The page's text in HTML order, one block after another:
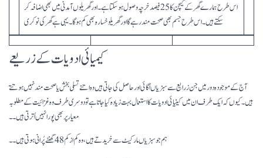
اس طرح ہمارے گھر کے کیچن کا 25 فیصد خرچہ وصول ہوسکتا ہے ۔ اور گھریلوں آمدنی میں بھی اضافہ کر
سکتے ہیں ۔ اس طرح جسم بھی صحت مند رہے گا اور گھریلو خسارہ بھی کم ہوگا ۔ یہی ہے گھر کی نوکری
کیمیائی ادویات کے زریعے
آج کے موجودہ دور میں جن زرایع سے سبزیاں اُگائی اور حاصل کی جاتی ہیں وہ اتنے تسلی بخش یا صحت مند نہیں ہوتتے
ہیں ۔ کیوں کہ ایک طرف ان میں کینیائی ادویات کا استعمال بہت زیادہ کیا جاتا ہے تو دوسری طرف وہ غزائیت کے مطلوبہ
معیار پر بھی پورا نہیں اُترتی ہیں ۔ ۔
ہم جو سبزیاں مارکیٹ سے خریدتے ہیں ، وہ کم از کم 48 گھنٹے پُرانی ہوتی ہیں ۔۔